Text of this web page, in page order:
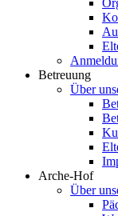
Betreuung
Über
Arche-Hof
Über